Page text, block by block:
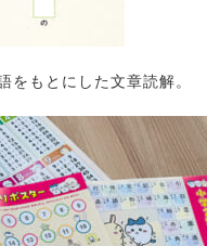
もとにした文章読解。